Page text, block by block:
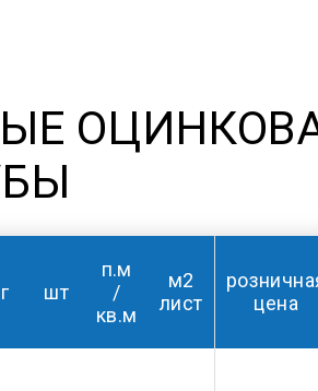
шт
п.м
/
кв.м
м2
лист
цена